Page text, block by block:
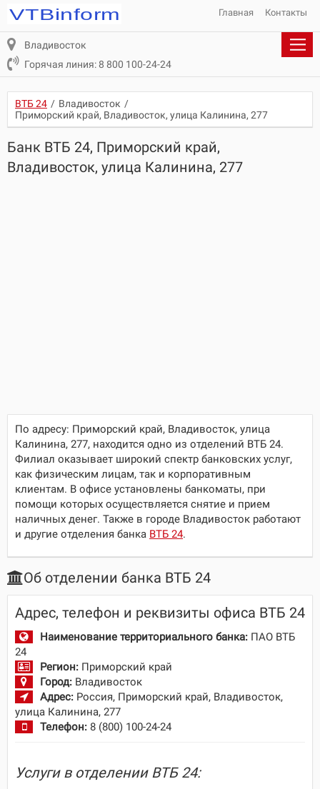
Главная Контакты
Владивосток
Горячая линия: 8 800 100-24-24
ВТБ 24 / Владивосток /
Приморский край, Владивосток, улица Калинина, 277
Банк ВТБ 24, Приморский край,
Владивосток, улица Калинина, 277
По адресу: Приморский край, Владивосток, улица
Калинина, 277, находится одно из отделений ВТБ 24.
Филиал оказывает широкий спектр банковских услуг,
как физическим лицам, так и корпоративным
клиентам. В офисе установлены банкоматы, при
помощи которых осуществляется снятие и прием
наличных денег. Также в городе Владивосток работают
и другие отделения банка ВТБ 24.
Об отделении банка ВТБ 24
Адрес, телефон и реквизиты офиса ВТБ 24
Наименование территориального банка: ПАО ВТБ
24
Регион: Приморский край
Город: Владивосток
Адрес: Россия, Приморский край, Владивосток,
улица Калинина, 277
Телефон: 8 (800) 100-24-24
Услуги в отделении ВТБ 24: